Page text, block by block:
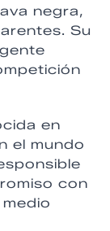
negra,
Su
en
el mundo
con